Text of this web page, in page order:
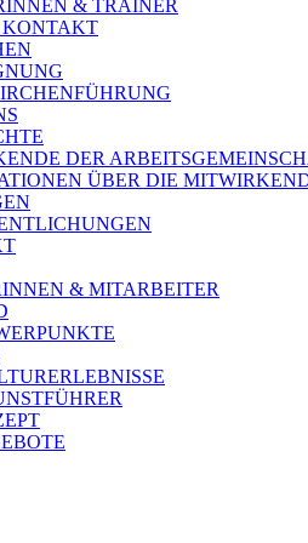
& TRAINER
DER
ÜBER DIE
& MITARBEITER